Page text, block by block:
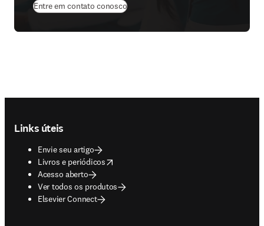
Entre em contato conosco
Links úteis
Envie seu artigo
Livros e periódicos
opens in new tab/window
Acesso aberto
Ver todos os produtos
Elsevier Connect